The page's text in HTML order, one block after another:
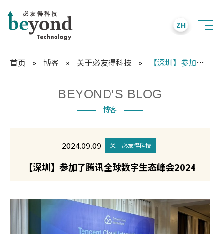
ZH
首页 » 博客 » 关于必友得科技 » 【深圳】参加了腾讯全球数字生态峰会2024
BEYOND‘S BLOG
博客
2024.09.09 关于必友得科技
【深圳】参加了腾讯全球数字生态峰会2024